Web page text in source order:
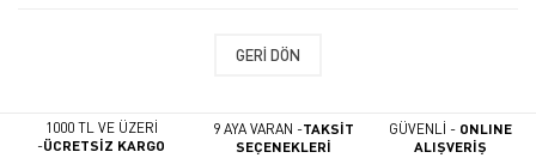
GERI DÖN
1000 TL VE ÜZERİ
-ÜCRETSİZ KARGO
9 AYA VARAN -TAKSİT
SEÇENEKLERİ
GÜVENLİ - ONLINE
ALIŞVERİŞ